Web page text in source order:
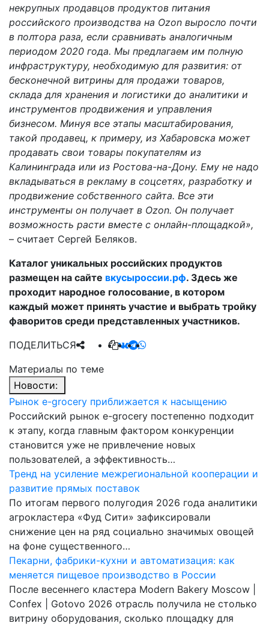
некрупных продавцов продуктов питания
российского производства на Ozon выросло почти
в полтора раза, если сравнивать аналогичным
периодом 2020 года. Мы предлагаем им полную
инфраструктуру, необходимую для развития: от
бесконечной витрины для продажи товаров,
склада для хранения и логистики до аналитики и
инструментов продвижения и управления
бизнесом. Минуя все этапы масштабирования,
такой продавец, к примеру, из Хабаровска может
продавать свои товары покупателям из
Калининграда или из Ростова-на-Дону. Ему не надо
вкладываться в рекламу в соцсетях, разработку и
продвижение собственного сайта. Все эти
инструменты он получает в Ozon. Он получает
возможность расти вместе с онлайн-площадкой»,
– считает Сергей Беляков.
Каталог уникальных российских продуктов
размещен на сайте вкусыроссии.рф. Здесь же
проходит народное голосование, в котором
каждый может принять участие и выбрать тройку
фаворитов среди представленных участников.
ПОДЕЛИТЬСЯ
Материалы по теме
Новости:
Рынок e-grocery приближается к насыщению
Российский рынок e-grocery постепенно подходит
к этапу, когда главным фактором конкуренции
становится уже не привлечение новых
пользователей, а эффективность…
Тренд на усиление межрегиональной кооперации и
развитие прямых поставок
По итогам первого полугодия 2026 года аналитики
агрокластера «Фуд Сити» зафиксировали
снижение цен на ряд социально значимых овощей
на фоне существенного…
Пекарни, фабрики-кухни и автоматизация: как
меняется пищевое производство в России
После весеннего кластера Modern Bakery Moscow |
Confex | Gotovo 2026 отрасль получила не столько
витрину оборудования, сколько площадку для